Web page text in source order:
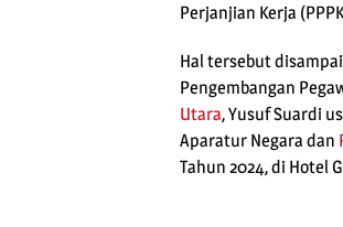
Perjanjian Kerja
Hal tersebut
Pengembangan
Utara, Yusuf Suardi
Aparatur Negara dan
Tahun 2024, di Hotel